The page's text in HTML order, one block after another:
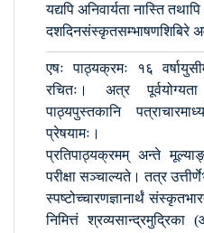
यद्यपि अनिवार्यता नास्ति
दशदिनसंस्कृतसम्भाषणशिबिरे
एषः पाठ्यक्रमः १६
रचितः। अत्र
पाठ्यपुस्तकानि
प्रेषयामः।
प्रतिपाठ्यक्रमम् अन्ते
परीक्षा सञ्चाल्यते। तत्र
स्पष्टोच्चारणज्ञानार्थं
निमित्तं श्रव्यसान्द्रमुद्रिका